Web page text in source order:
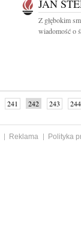
JAN
Z głębokim
wiadomość o
241 242 243
244
Reklama
Polityka